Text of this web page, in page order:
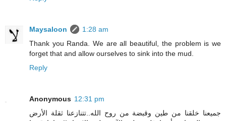
Maysaloon
1:28 am
Thank you Randa. We are all beautiful, the problem is we
forget that and allow ourselves to sink into the mud.
Reply
Anonymous 12:31 pm
جميعنا خلقنا من طين وقبضة من روح الله..تتنازعنا ثقلة الأرض